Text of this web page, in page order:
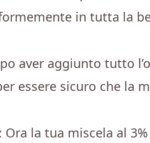
in tutta la
aver aggiunto tutto
essere sicuro che la
la tua miscela al